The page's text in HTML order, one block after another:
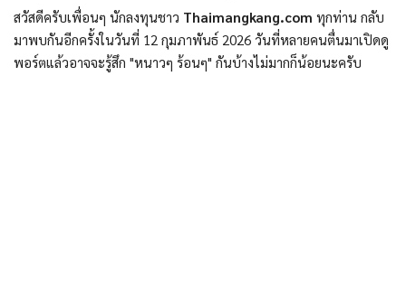
สวัสดีครับเพื่อนๆ นักลงทุนชาว Thaimangkang.com ทุกท่าน กลับ
มาพบกันอีกครั้งในวันที่ 12 กุมภาพันธ์ 2026 วันที่หลายคนตื่นมาเปิดดู
พอร์ตแล้วอาจจะรู้สึก "หนาวๆ ร้อนๆ" กันบ้างไม่มากก็น้อยนะครับ